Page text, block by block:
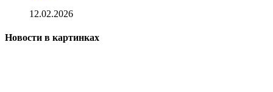
12.02.2026
Новости в картинках